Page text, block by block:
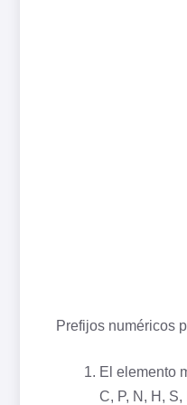
Prefijos numéricos
El elemento
C, P, N, H,